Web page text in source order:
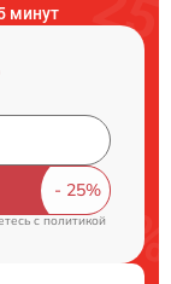
минут
cполитикой